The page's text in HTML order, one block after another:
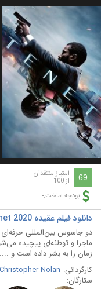
69 امتیاز منتقدان
از 100
بودجه ساخت:-
دانلود فیلم عقیده Tenet 2020 با دوبله فارسی
دو جاسوس بین‌المللی
ماجرا و توطئه‌ای پیچیده
زمان را به بشر داده ‌است و ....
کارگردانی: Christopher Nolan
ستارگان: